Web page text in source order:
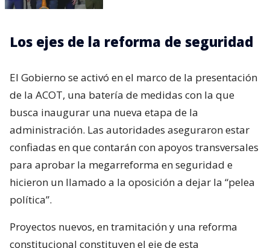
Los ejes de la reforma de seguridad
El Gobierno se activó en el marco de la presentación
de la ACOT, una batería de medidas con la que
busca inaugurar una nueva etapa de la
administración. Las autoridades aseguraron estar
confiadas en que contarán con apoyos transversales
para aprobar la megarreforma en seguridad e
hicieron un llamado a la oposición a dejar la “pelea
política”.
Proyectos nuevos, en tramitación y una reforma
constitucional constituyen el eje de esta